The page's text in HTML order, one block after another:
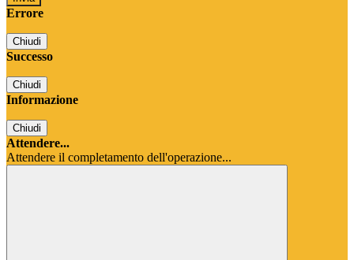
Errore
Chiudi
Successo
Chiudi
Informazione
Chiudi
Attendere...
Attendere il completamento dell'operazione...